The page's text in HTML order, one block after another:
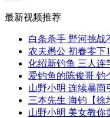
最新视频推荐
白条杀手 野河挑战
农夫愚公 初春零下
化绍新钓鱼 三人连
爱钓鱼的陈俊哥 钓
山野小明 连续暴雨
三本先生 海钓【徐
山野小明 美女教你